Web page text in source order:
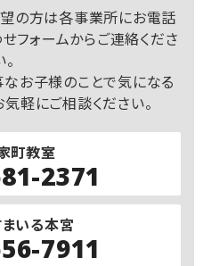
の方は各事業所にお電話
フォームからご連絡くださ
。
お子様のことで気になる
軽にご相談ください。
町教室
2371
いる本宮
7911